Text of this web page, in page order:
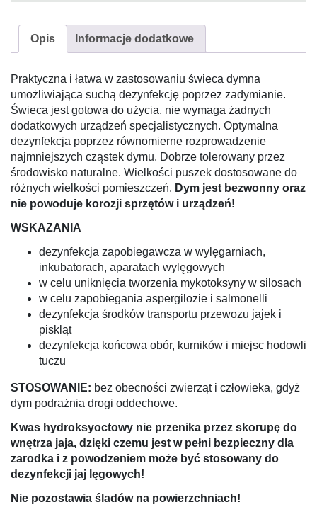
Opis Informacje dodatkowe
Praktyczna i łatwa w zastosowaniu świeca dymna
umożliwiająca suchą dezynfekcję poprzez zadymianie.
Świeca jest gotowa do użycia, nie wymaga żadnych
dodatkowych urządzeń specjalistycznych. Optymalna
dezynfekcja poprzez równomierne rozprowadzenie
najmniejszych cząstek dymu. Dobrze tolerowany przez
środowisko naturalne. Wielkości puszek dostosowane do
różnych wielkości pomieszczeń. Dym jest bezwonny oraz
nie powoduje korozji sprzętów i urządzeń!
WSKAZANIA
dezynfekcja zapobiegawcza w wylęgarniach,
inkubatorach, aparatach wylęgowych
w celu uniknięcia tworzenia mykotoksyny w silosach
w celu zapobiegania aspergilozie i salmonelli
dezynfekcja środków transportu przewozu jajek i
piskląt
dezynfekcja końcowa obór, kurników i miejsc hodowli
tuczu
STOSOWANIE: bez obecności zwierząt i człowieka, gdyż
dym podrażnia drogi oddechowe.
Kwas hydroksyoctowy nie przenika przez skorupę do
wnętrza jaja, dzięki czemu jest w pełni bezpieczny dla
zarodka i z powodzeniem może być stosowany do
dezynfekcji jaj lęgowych!
Nie pozostawia śladów na powierzchniach!